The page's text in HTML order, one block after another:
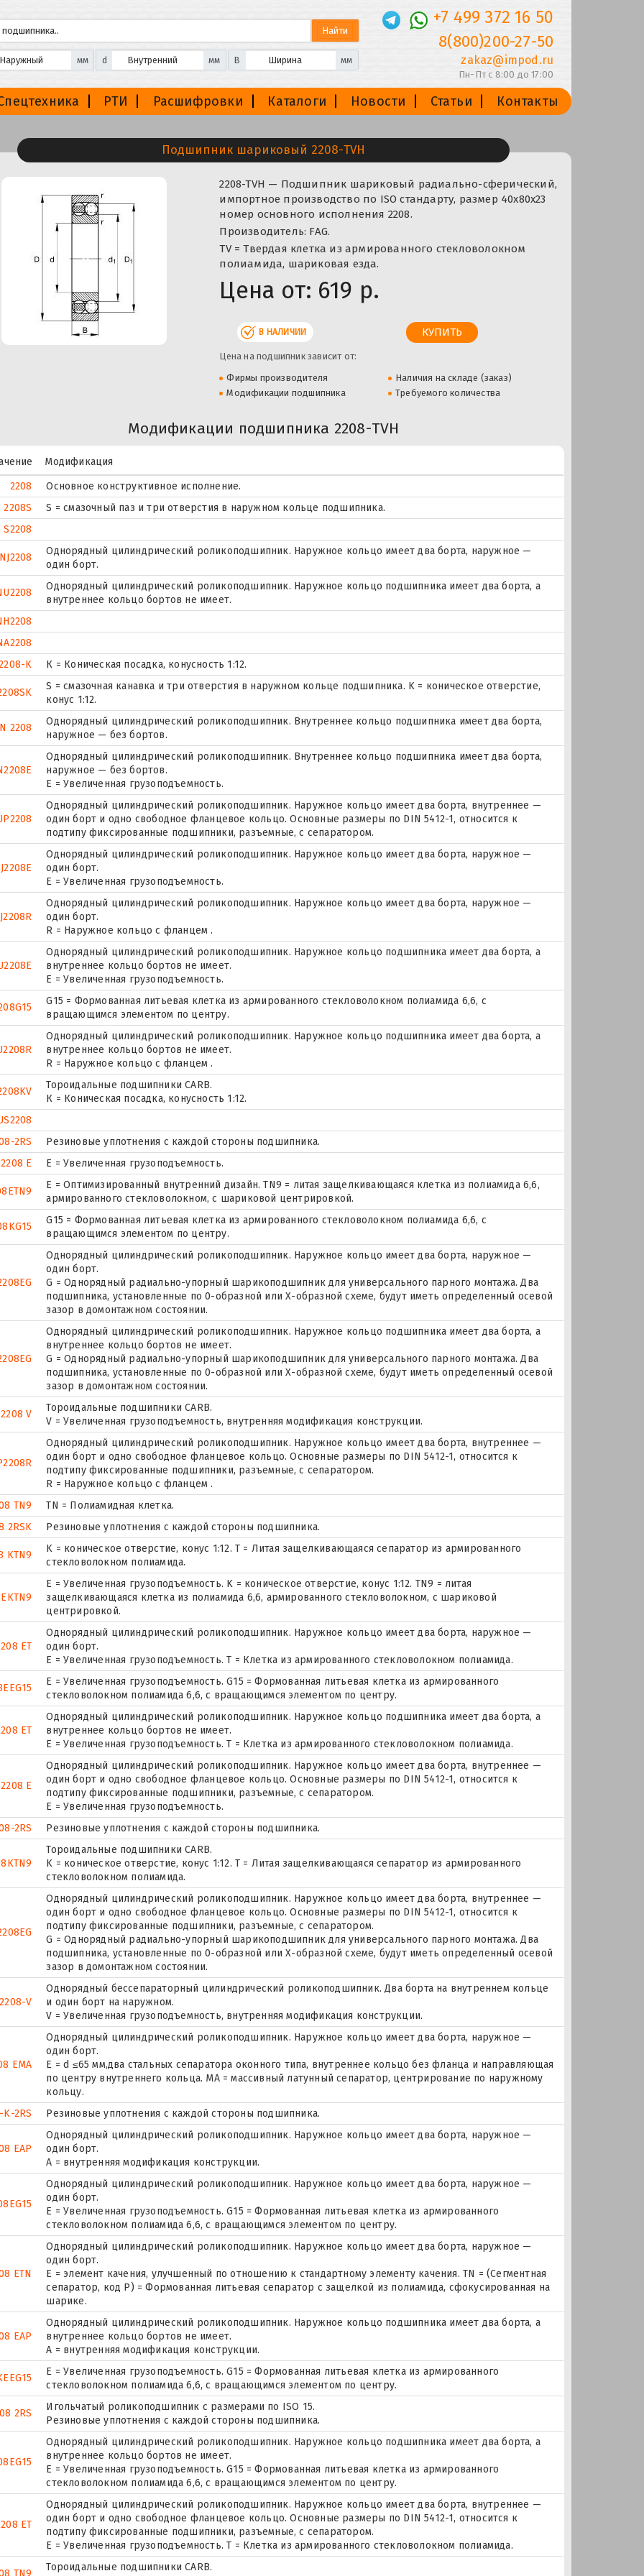
мм d мм B мм
+7 499 372 16 50
8(800)200-27-50
zakaz@impod.ru
Пн-Пт с 8:00 до 17:00
РТИ Расшифровки Каталоги Новости Статьи Контакты
Подшипник шариковый 2208-TVH
2208-TVH — Подшипник шариковый радиально-сферический,
импортное производство по ISO стандарту, размер 40x80x23
номер основного исполнения 2208.
Производитель: FAG.
TV = Твердая клетка из армированного стекловолокном
полиамида, шариковая езда.
Цена от: 619 р.
В НАЛИЧИИ
Цена на подшипник зависит от:
Фирмы производителя
Наличия на складе (заказ)
Модификации подшипника
Требуемого количества
Модификации подшипника 2208-TVH
Модификация
2208
Основное конструктивное исполнение.
2208S
S = смазочный паз и три отверстия в наружном кольце подшипника.
S2208
NJ2208
Однорядный цилиндрический роликоподшипник. Наружное кольцо имеет два борта, наружное —
один борт.
Однорядный цилиндрический роликоподшипник. Наружное кольцо подшипника имеет два борта, а
внутреннее кольцо бортов не имеет.
K
К = Коническая посадка, конусность 1:12.
S = смазочная канавка и три отверстия в наружном кольце подшипника. K = коническое отверстие,
конус 1:12.
N 2208
Однорядный цилиндрический роликоподшипник. Внутреннее кольцо подшипника имеет два борта,
наружное — без бортов.
Однорядный цилиндрический роликоподшипник. Внутреннее кольцо подшипника имеет два борта,
наружное — без бортов.
Е = Увеличенная грузоподъемность.
Однорядный цилиндрический роликоподшипник. Наружное кольцо имеет два борта, внутреннее —
один борт и одно свободное фланцевое кольцо. Основные размеры по DIN 5412-1, относится к
подтипу фиксированные подшипники, разъемные, с сепаратором.
Однорядный цилиндрический роликоподшипник. Наружное кольцо имеет два борта, наружное —
один борт.
Е = Увеличенная грузоподъемность.
Однорядный цилиндрический роликоподшипник. Наружное кольцо имеет два борта, наружное —
один борт.
R = Наружное кольцо с фланцем .
Однорядный цилиндрический роликоподшипник. Наружное кольцо подшипника имеет два борта, а
внутреннее кольцо бортов не имеет.
Е = Увеличенная грузоподъемность.
G15 = Формованная литьевая клетка из армированного стекловолокном полиамида 6,6, с
вращающимся элементом по центру.
Однорядный цилиндрический роликоподшипник. Наружное кольцо подшипника имеет два борта, а
внутреннее кольцо бортов не имеет.
R = Наружное кольцо с фланцем .
Тороидальные подшипники CARB.
К = Коническая посадка, конусность 1:12.
2RS
Резиновые уплотнения с каждой стороны подшипника.
E
Е = Увеличенная грузоподъемность.
E = Оптимизированный внутренний дизайн. TN9 = литая защелкивающаяся клетка из полиамида 6,6,
армированного стекловолокном, с шариковой центрировкой.
G15 = Формованная литьевая клетка из армированного стекловолокном полиамида 6,6, с
вращающимся элементом по центру.
Однорядный цилиндрический роликоподшипник. Наружное кольцо имеет два борта, наружное —
один борт.
G = Однорядный радиально-упорный шарикоподшипник для универсального парного монтажа. Два
подшипника, установленные по 0-образной или Х-образной схеме, будут иметь определенный осевой
зазор в домонтажном состоянии.
Однорядный цилиндрический роликоподшипник. Наружное кольцо подшипника имеет два борта, а
внутреннее кольцо бортов не имеет.
G = Однорядный радиально-упорный шарикоподшипник для универсального парного монтажа. Два
подшипника, установленные по 0-образной или Х-образной схеме, будут иметь определенный осевой
зазор в домонтажном состоянии.
V
Тороидальные подшипники CARB.
V = Увеличенная грузоподъемность, внутренняя модификация конструкции.
Однорядный цилиндрический роликоподшипник. Наружное кольцо имеет два борта, внутреннее —
один борт и одно свободное фланцевое кольцо. Основные размеры по DIN 5412-1, относится к
подтипу фиксированные подшипники, разъемные, с сепаратором.
R = Наружное кольцо с фланцем .
TN9
TN = Полиамидная клетка.
2RSK
Резиновые уплотнения с каждой стороны подшипника.
KTN9
K = коническое отверстие, конус 1:12. T = Литая защелкивающаяся сепаратор из армированного
стекловолокном полиамида.
E = Увеличенная грузоподъемность. K = коническое отверстие, конус 1:12. TN9 = литая
защелкивающаяся клетка из полиамида 6,6, армированного стекловолокном, с шариковой
центрировкой.
ET
Однорядный цилиндрический роликоподшипник. Наружное кольцо имеет два борта, наружное —
один борт.
E = Увеличенная грузоподъемность. T = Клетка из армированного стекловолокном полиамида.
E = Увеличенная грузоподъемность. G15 = Формованная литьевая клетка из армированного
стекловолокном полиамида 6,6, с вращающимся элементом по центру.
ET
Однорядный цилиндрический роликоподшипник. Наружное кольцо подшипника имеет два борта, а
внутреннее кольцо бортов не имеет.
E = Увеличенная грузоподъемность. T = Клетка из армированного стекловолокном полиамида.
E
Однорядный цилиндрический роликоподшипник. Наружное кольцо имеет два борта, внутреннее —
один борт и одно свободное фланцевое кольцо. Основные размеры по DIN 5412-1, относится к
подтипу фиксированные подшипники, разъемные, с сепаратором.
Е = Увеличенная грузоподъемность.
2RS
Резиновые уплотнения с каждой стороны подшипника.
Тороидальные подшипники CARB.
K = коническое отверстие, конус 1:12. T = Литая защелкивающаяся сепаратор из армированного
стекловолокном полиамида.
Однорядный цилиндрический роликоподшипник. Наружное кольцо имеет два борта, внутреннее —
один борт и одно свободное фланцевое кольцо. Основные размеры по DIN 5412-1, относится к
подтипу фиксированные подшипники, разъемные, с сепаратором.
G = Однорядный радиально-упорный шарикоподшипник для универсального парного монтажа. Два
подшипника, установленные по 0-образной или Х-образной схеме, будут иметь определенный осевой
зазор в домонтажном состоянии.
V
Однорядный бессепараторный цилиндрический роликоподшипник. Два борта на внутреннем кольце
и один борт на наружном.
V = Увеличенная грузоподъемность, внутренняя модификация конструкции.
EMA
Однорядный цилиндрический роликоподшипник. Наружное кольцо имеет два борта, наружное —
один борт.
E = d ≤65 мм,два стальных сепаратора оконного типа, внутреннее кольцо без фланца и направляющая
по центру внутреннего кольца. MA = массивный латунный сепаратор, центрирование по наружному
кольцу.
2RS
Резиновые уплотнения с каждой стороны подшипника.
EAP
Однорядный цилиндрический роликоподшипник. Наружное кольцо имеет два борта, наружное —
один борт.
A = внутренняя модификация конструкции.
Однорядный цилиндрический роликоподшипник. Наружное кольцо имеет два борта, наружное —
один борт.
E = Увеличенная грузоподъемность. G15 = Формованная литьевая клетка из армированного
стекловолокном полиамида 6,6, с вращающимся элементом по центру.
ETN
Однорядный цилиндрический роликоподшипник. Наружное кольцо имеет два борта, наружное —
один борт.
E = элемент качения, улучшенный по отношению к стандартному элементу качения. TN = (Сегментная
сепаратор, код P) = Формованная литьевая сепаратор с защелкой из полиамида, сфокусированная на
шарике.
EAP
Однорядный цилиндрический роликоподшипник. Наружное кольцо подшипника имеет два борта, а
внутреннее кольцо бортов не имеет.
A = внутренняя модификация конструкции.
E = Увеличенная грузоподъемность. G15 = Формованная литьевая клетка из армированного
стекловолокном полиамида 6,6, с вращающимся элементом по центру.
2RS
Игольчатый роликоподшипник с размерами по ISO 15.
Резиновые уплотнения с каждой стороны подшипника.
Однорядный цилиндрический роликоподшипник. Наружное кольцо подшипника имеет два борта, а
внутреннее кольцо бортов не имеет.
E = Увеличенная грузоподъемность. G15 = Формованная литьевая клетка из армированного
стекловолокном полиамида 6,6, с вращающимся элементом по центру.
ET
Однорядный цилиндрический роликоподшипник. Наружное кольцо имеет два борта, внутреннее —
один борт и одно свободное фланцевое кольцо. Основные размеры по DIN 5412-1, относится к
подтипу фиксированные подшипники, разъемные, с сепаратором.
E = Увеличенная грузоподъемность. T = Клетка из армированного стекловолокном полиамида.
TN9
Тороидальные подшипники CARB.